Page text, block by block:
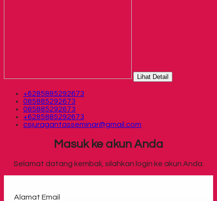
Lihat Detail
+6285885292673
085885292673
085885292673
+6285885292673
csjuragantasseminar@gmail.com
Masuk ke akun Anda
Selamat datang kembali, silahkan login ke akun Anda.
Alamat Email